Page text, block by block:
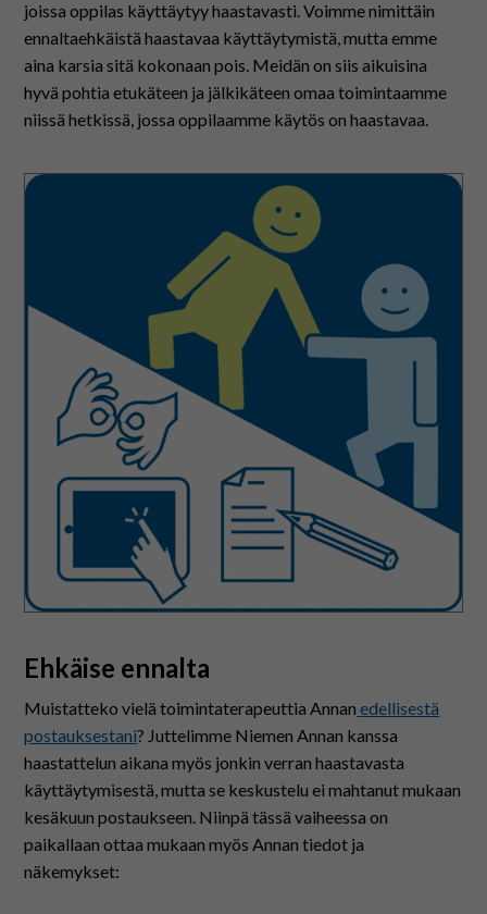
joissa oppilas käyttäytyy haastavasti. Voimme nimittäin
ennaltaehkäistä haastavaa käyttäytymistä, mutta emme
aina karsia sitä kokonaan pois. Meidän on siis aikuisina
hyvä pohtia etukäteen ja jälkikäteen omaa toimintaamme
niissä hetkissä, jossa oppilaamme käytös on haastavaa.
Ehkäise ennalta
Muistatteko vielä toimintaterapeuttia Annan edellisestä
postauksestani? Juttelimme Niemen Annan kanssa
haastattelun aikana myös jonkin verran haastavasta
käyttäytymisestä, mutta se keskustelu ei mahtanut mukaan
kesäkuun postaukseen. Niinpä tässä vaiheessa on
paikallaan ottaa mukaan myös Annan tiedot ja
näkemykset: